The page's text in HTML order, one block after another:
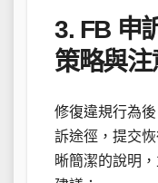
3. FB 申
策略與
修復違規行為
訴途徑，提交
晰簡潔的說明